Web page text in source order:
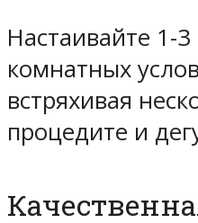
Настаивайте 1-3
комнатных
встряхивая
процедите и